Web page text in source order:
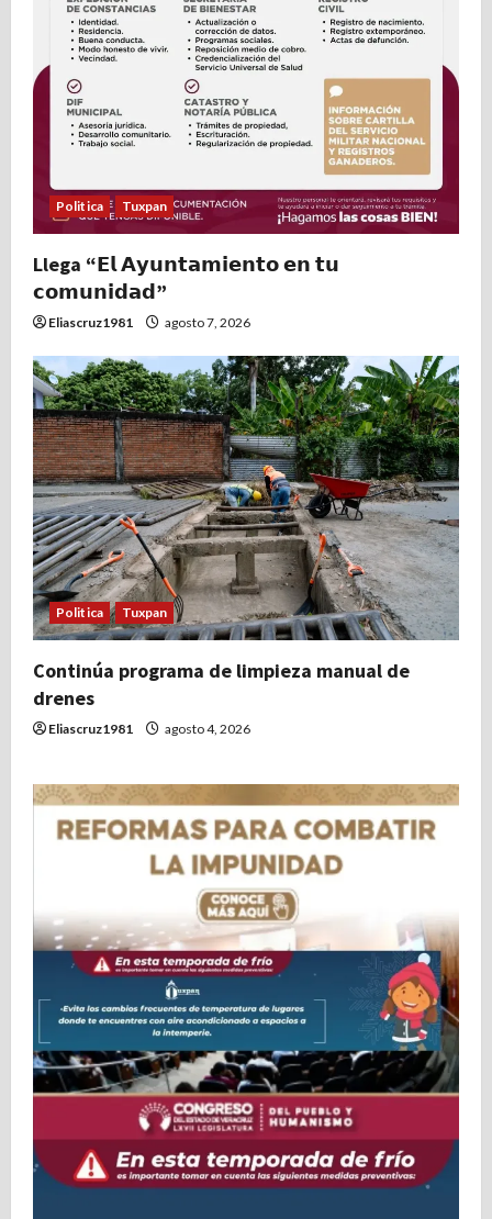
Politica Tuxpan
Llega “𝗘𝗹 𝗔𝘆𝘂𝗻𝘁𝗮𝗺𝗶𝗲𝗻𝘁𝗼 𝗲𝗻 𝘁𝘂
𝗰𝗼𝗺𝘂𝗻𝗶𝗱𝗮𝗱”
Eliascruz1981 agosto 7, 2026
Politica Tuxpan
Continúa programa de limpieza manual de
drenes
Eliascruz1981 agosto 4, 2026